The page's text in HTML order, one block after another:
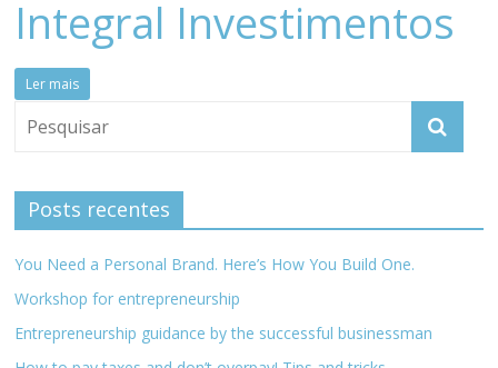
meios
de
pagamentos
Integral Investimentos
Ler mais
Posts recentes
You Need a Personal Brand. Here’s How You Build One.
Workshop for entrepreneurship
Entrepreneurship guidance by the successful businessman